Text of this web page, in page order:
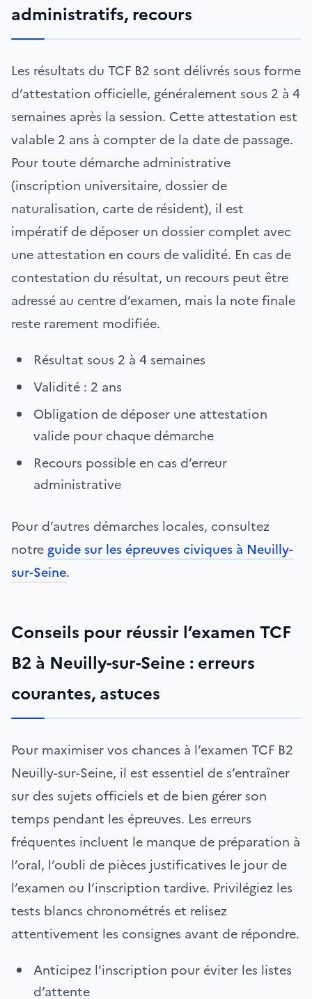
administratifs, recours
Les résultats du TCF B2 sont délivrés sous forme
d’attestation officielle, généralement sous 2 à 4
semaines après la session. Cette attestation est
valable 2 ans à compter de la date de passage.
Pour toute démarche administrative
(inscription universitaire, dossier de
naturalisation, carte de résident), il est
impératif de déposer un dossier complet avec
une attestation en cours de validité. En cas de
contestation du résultat, un recours peut être
adressé au centre d’examen, mais la note finale
reste rarement modifiée.
Résultat sous 2 à 4 semaines
Validité : 2 ans
Obligation de déposer une attestation
valide pour chaque démarche
Recours possible en cas d’erreur
administrative
Pour d’autres démarches locales, consultez
notre guide sur les épreuves civiques à Neuilly-
sur-Seine.
Conseils pour réussir l’examen TCF
B2 à Neuilly-sur-Seine : erreurs
courantes, astuces
Pour maximiser vos chances à l’examen TCF B2
Neuilly-sur-Seine, il est essentiel de s’entraîner
sur des sujets officiels et de bien gérer son
temps pendant les épreuves. Les erreurs
fréquentes incluent le manque de préparation à
l’oral, l’oubli de pièces justificatives le jour de
l’examen ou l’inscription tardive. Privilégiez les
tests blancs chronométrés et relisez
attentivement les consignes avant de répondre.
Anticipez l’inscription pour éviter les listes
d’attente